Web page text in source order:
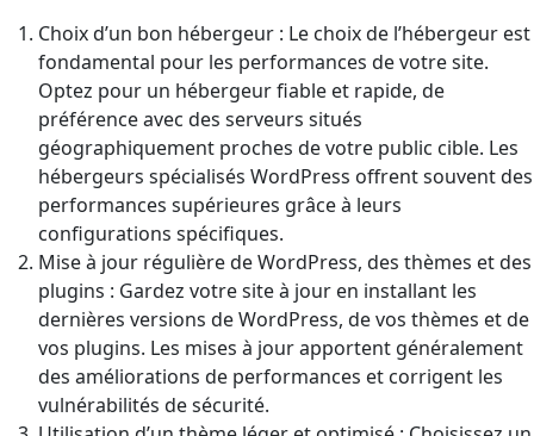
Choix d’un bon hébergeur : Le choix de l’hébergeur est
fondamental pour les performances de votre site.
Optez pour un hébergeur fiable et rapide, de
préférence avec des serveurs situés
géographiquement proches de votre public cible. Les
hébergeurs spécialisés WordPress offrent souvent des
performances supérieures grâce à leurs
configurations spécifiques.
Mise à jour régulière de WordPress, des thèmes et des
plugins : Gardez votre site à jour en installant les
dernières versions de WordPress, de vos thèmes et de
vos plugins. Les mises à jour apportent généralement
des améliorations de performances et corrigent les
vulnérabilités de sécurité.